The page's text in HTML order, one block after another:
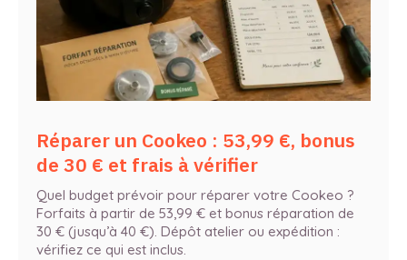
Réparer un Cookeo : 53,99 €, bonus
de 30 € et frais à vérifier
Quel budget prévoir pour réparer votre Cookeo ?
Forfaits à partir de 53,99 € et bonus réparation de
30 € (jusqu’à 40 €). Dépôt atelier ou expédition :
vérifiez ce qui est inclus.